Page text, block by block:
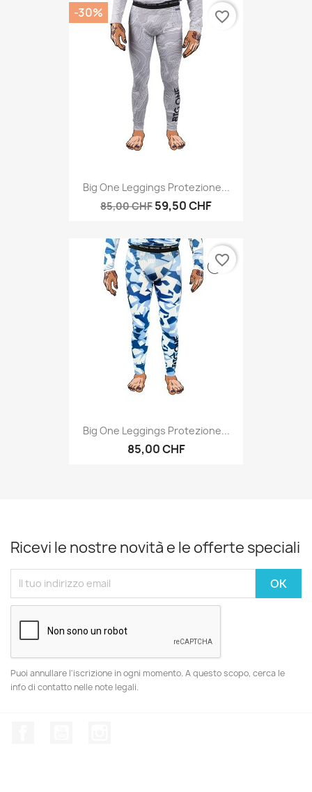
Big One Leggings Protezione...
85,00 CHF 59,50 CHF
-30% favorite_border
Big One Leggings Protezione...
85,00 CHF
favorite_border
Ricevi le nostre novità e le offerte speciali
Puoi annullare l'iscrizione in ogni momento. A questo scopo, cerca le
info di contatto nelle note legali.